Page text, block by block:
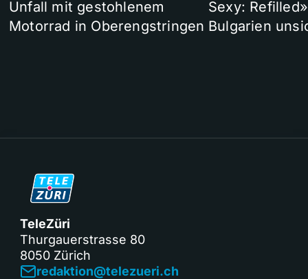
Unfall mit gestohlenem
Motorrad in Oberengstringen
Sexy:
Bulgarien
TeleZüri
Thurgauerstrasse 80
8050 Zürich
redaktion@telezueri.ch